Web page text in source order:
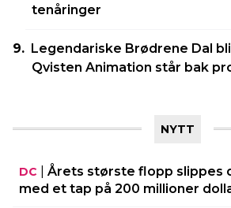
tenåringer
Legendariske Brødrene Dal
Qvisten Animation står bak
NYTT
DC
Årets største flopp slippes
med et tap på 200 millioner